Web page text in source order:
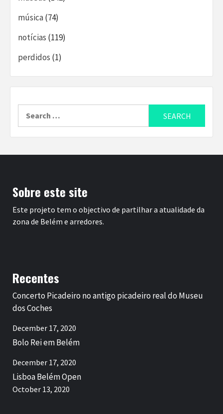
música(74)
notícias (119)
perdidos (1)
Sobre este site
Este projeto tem o objectivo de partilhar a atualidade da
zona de Belém e arredores.
Recentes
Concerto Picadeiro no antigo picadeiro real do Museu
dos Coches
December 17, 2020
Bolo Rei em Belém
December 17, 2020
Lisboa Belém Open
October 13, 2020